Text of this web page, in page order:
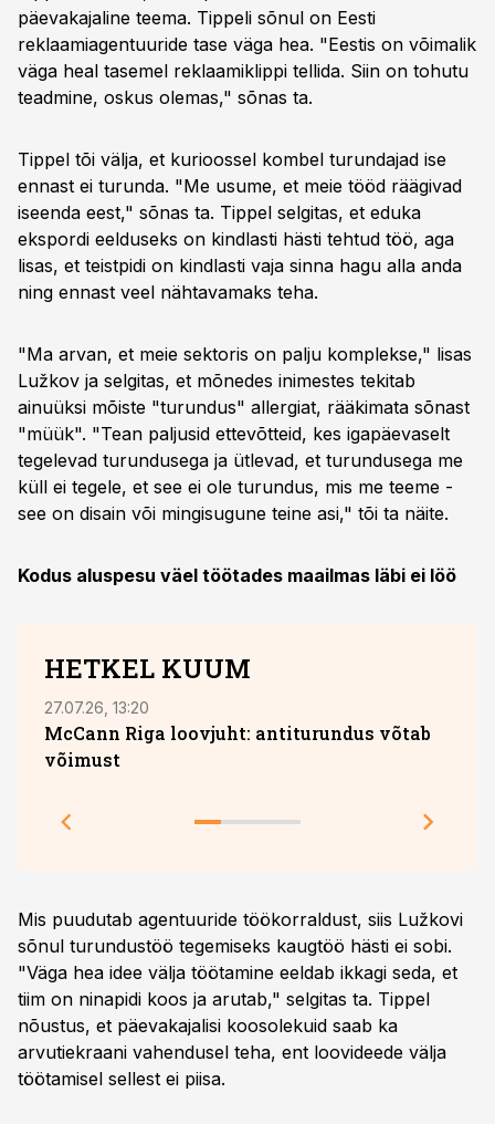
päevakajaline teema. Tippeli sõnul on Eesti
reklaamiagentuuride tase väga hea. "Eestis on võimalik
väga heal tasemel reklaamiklippi tellida. Siin on tohutu
teadmine, oskus olemas," sõnas ta.
Tippel tõi välja, et kurioossel kombel turundajad ise
ennast ei turunda. "Me usume, et meie tööd räägivad
iseenda eest," sõnas ta. Tippel selgitas, et eduka
ekspordi eelduseks on kindlasti hästi tehtud töö, aga
lisas, et teistpidi on kindlasti vaja sinna hagu alla anda
ning ennast veel nähtavamaks teha.
"Ma arvan, et meie sektoris on palju komplekse," lisas
Lužkov ja selgitas, et mõnedes inimestes tekitab
ainuüksi mõiste "turundus" allergiat, rääkimata sõnast
"müük". "Tean paljusid ettevõtteid, kes igapäevaselt
tegelevad turundusega ja ütlevad, et turundusega me
küll ei tegele, et see ei ole turundus, mis me teeme -
see on disain või mingisugune teine asi," tõi ta näite.
Kodus aluspesu väel töötades maailmas läbi ei löö
HETKEL KUUM
27.07.26, 13:20
McCann Riga loovjuht: antiturundus võtab
võimust
Mis puudutab agentuuride töökorraldust, siis Lužkovi
sõnul turundustöö tegemiseks kaugtöö hästi ei sobi.
"Väga hea idee välja töötamine eeldab ikkagi seda, et
tiim on ninapidi koos ja arutab," selgitas ta. Tippel
nõustus, et päevakajalisi koosolekuid saab ka
arvutiekraani vahendusel teha, ent loovideede välja
töötamisel sellest ei piisa.